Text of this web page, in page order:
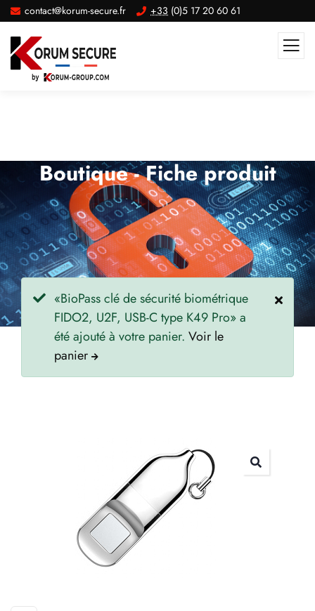
contact@korum-secure.fr +33 (0)5 17 20 60 61
Boutique - Fiche produit
«BioPass clé de sécurité biométrique
FIDO2, U2F, USB-C type K49 Pro» a
été ajouté à votre panier. Voir le
panier